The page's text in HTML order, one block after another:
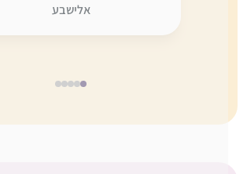
ענקית, כמו תמיד, על ההשקעה
והמסירות.
אלישבע
1
2